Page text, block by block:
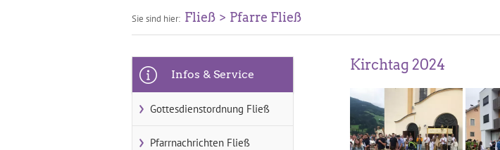
Sie sind hier: Fließ Pfarre Fließ
Infos & Service
Gottesdienstordnung Fließ
Pfarrnachrichten Fließ
Kirchtag 2024